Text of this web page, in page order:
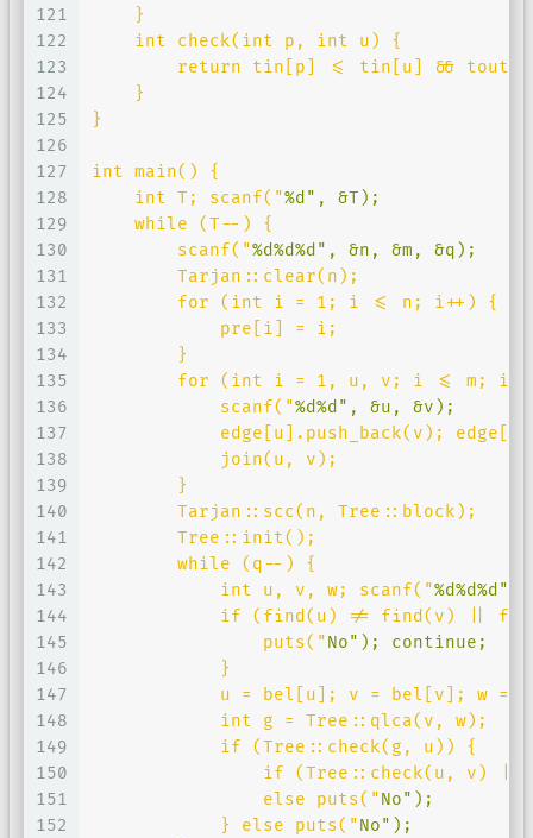
121
122
123
124
125
126
127
128
129
130
131
132
133
134
135
136
137
138
139
140
141
142
143
144
145
146
147
148
149
150
151
152
    }
    int check(int p, int u) {
return tin[p] <= tin[u] &&
    }
}
int main() {
    int T; scanf("
%d ", &T);
    while (T--) {
        scanf("
%d%d%d ", &n, &m, &q);
        Tarjan::clear(n);
        for (int i = 1; i <= n; i++) {
            pre[i] = i;
        }
for (int i = 1, u, v; i <= m;
            scanf("
%d%d ", &u, &v);
edge[u].push_back(v);
            join(u, v);
        }
        Tarjan::scc(n, Tree::block);
        Tree::init();
        while (q--) {
            int u, v, w; scanf("
%d%d%d ",
if (find(u) != find(v) ||
                puts("
No"); continue;
            }
u = bel[u]; v = bel[v]; w =
            int g = Tree::qlca(v, w);
            if (Tree::check(g, u)) {
if (Tree::check(u, v) ||
                else puts("
No");
            } else puts("
No");